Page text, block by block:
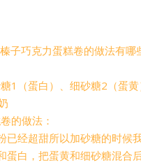
子巧克力蛋糕卷的做法有哪
1（蛋白）、细砂糖2（蛋
的做法：
已经超甜所以加砂糖的时候
蛋白，把蛋黄和细砂糖混合